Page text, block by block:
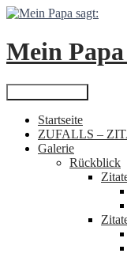
Zum
springen
Mein
Suchen
Startseite
ZUFALLS –
Galerie
Rückblick